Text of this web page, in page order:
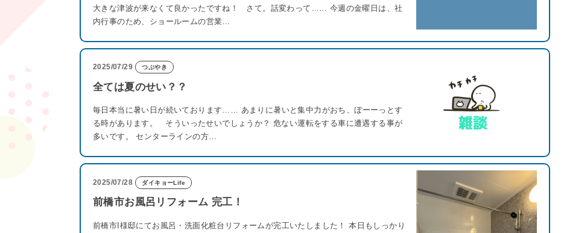
大きな津波が来なくて良かったですね！ さて。話変わって…… 今週の金曜日は、社
内行事のため、ショールームの営業…
2025/07/29 つぶやき
全ては夏のせい？？
毎日本当に暑い日が続いております…… あまりに暑いと集中力がおち、ぼーーっとす
る時があります。 そういったせいでしょうか？ 危ない運転をする車に遭遇する事が
多いです。 センターラインの方…
2025/07/28 ダイキョーLife
前橋市お風呂リフォーム 完工！
前橋市I様邸にてお風呂・洗面化粧台リフォームが完工いたしました！ 本日もしっかり